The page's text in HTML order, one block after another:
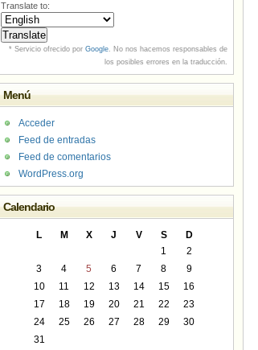
Translate to:
* Servicio ofrecido por Google. No nos hacemos responsables de
los posibles errores en la traducción.
Menú
Acceder
Feed de entradas
Feed de comentarios
WordPress.org
Calendario
L M X J V S
D
1
2
3
4 5 6 7 8
9
10
11 12 13 14 15
16
17
18 19 20 21 22
23
24
25 26 27 28 29
30
31